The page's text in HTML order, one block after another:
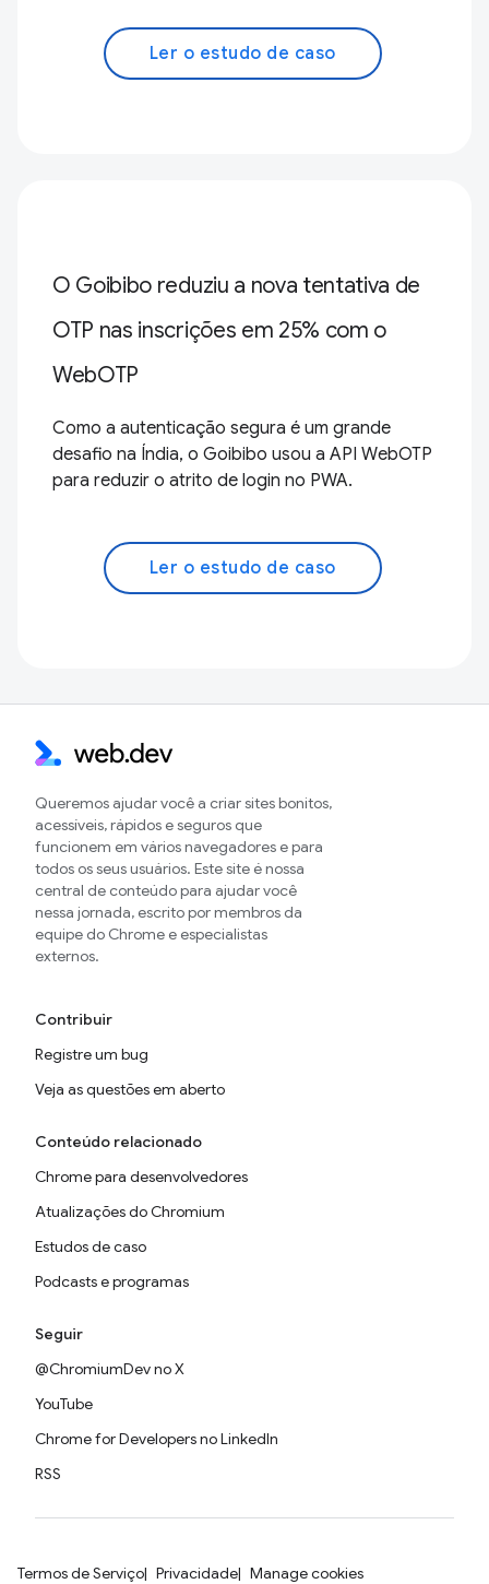
Ler o estudo de caso
O Goibibo reduziu a nova tentativa de
OTP nas inscrições em 25% com o
WebOTP
Como a autenticação segura é um grande
desafio na Índia, o Goibibo usou a API WebOTP
para reduzir o atrito de login no PWA.
Ler o estudo de caso
Queremos ajudar você a criar sites bonitos,
acessíveis, rápidos e seguros que
funcionem em vários navegadores e para
todos os seus usuários. Este site é nossa
central de conteúdo para ajudar você
nessa jornada, escrito por membros da
equipe do Chrome e especialistas
externos.
Contribuir
Registre um bug
Veja as questões em aberto
Conteúdo relacionado
Chrome para desenvolvedores
Atualizações do Chromium
Estudos de caso
Podcasts e programas
Seguir
@ChromiumDev no X
YouTube
Chrome for Developers no LinkedIn
RSS
Termos de Serviço Privacidade Manage cookies